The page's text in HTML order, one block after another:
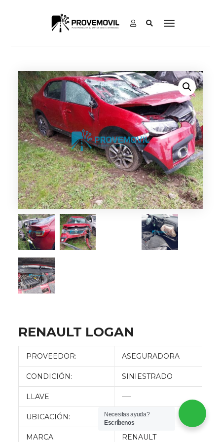
RENAULT LOGAN
PROVEEDOR: ASEGURADORA
CONDICIÓN: SINIESTRADO
LLAVE —-
UBICACIÓN: QUITO
MARCA: RENAULT
Necesitas ayuda?
Escríbenos